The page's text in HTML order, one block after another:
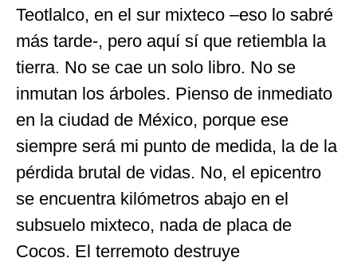
Teotlalco, en el sur mixteco –eso lo sabré
más tarde-, pero aquí sí que retiembla la
tierra. No se cae un solo libro. No se
inmutan los árboles. Pienso de inmediato
en la ciudad de México, porque ese
siempre será mi punto de medida, la de la
pérdida brutal de vidas. No, el epicentro
se encuentra kilómetros abajo en el
subsuelo mixteco, nada de placa de
Cocos. El terremoto destruye